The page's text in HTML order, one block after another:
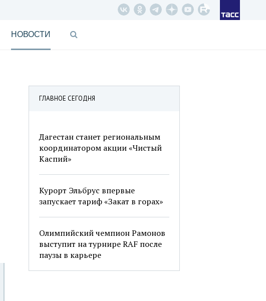
НОВОСТИ
ГЛАВНОЕ СЕГОДНЯ
Дагестан станет региональным
координатором акции «Чистый
Каспий»
Курорт Эльбрус впервые
запускает тариф «Закат в горах»
Олимпийский чемпион Рамонов
выступит на турнире RAF после
паузы в карьере